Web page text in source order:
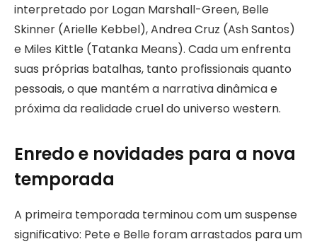
interpretado por Logan Marshall-Green, Belle
Skinner (Arielle Kebbel), Andrea Cruz (Ash Santos)
e Miles Kittle (Tatanka Means). Cada um enfrenta
suas próprias batalhas, tanto profissionais quanto
pessoais, o que mantém a narrativa dinâmica e
próxima da realidade cruel do universo western.
Enredo e novidades para a nova
temporada
A primeira temporada terminou com um suspense
significativo: Pete e Belle foram arrastados para um